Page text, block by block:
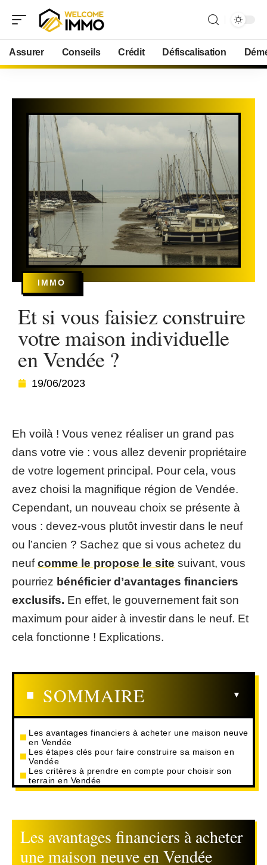
Assurer Conseils Crédit Défiscalisation
IMMO
Et si vous faisiez construire
votre maison individuelle
en Vendée ?
19/06/2023
Eh voilà ! Vous venez réaliser un grand pas
dans votre vie : vous allez devenir propriétaire
de votre logement principal. Pour cela, vous
avez choisi la magnifique région de Vendée.
Cependant, un nouveau choix se présente à
vous : devez-vous plutôt investir dans le neuf
ou l’ancien ? Sachez que si vous achetez du
neufcomme le propose le site suivant, vous
pourriez bénéficier d’avantages financiers
exclusifs. En effet, le gouvernement fait son
maximum pour aider à investir dans le neuf. Et
cela fonctionne ! Explications.
SOMMAIRE
Les avantages financiers à acheter une maison neuve
en Vendée
Les étapes clés pour faire construire sa maison en
Vendée
Les critères à prendre en compte pour choisir son
terrain en Vendée
Les avantages financiers à acheter
une maison neuve en Vendée